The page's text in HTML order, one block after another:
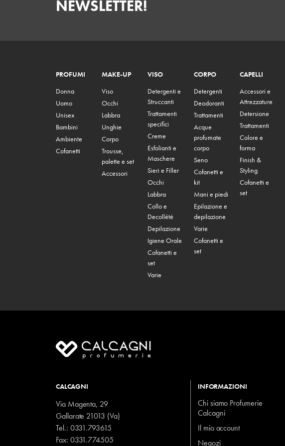
NEWSLETTER!
PROFUMI
Donna
Uomo
Unisex
Bambini
Ambiente
Cofanetti
MAKE-UP
Viso
Occhi
Labbra
Unghie
Corpo
Trousse,
palette e set
Accessori
VISO
Detergenti e
Struccanti
Trattamenti
specifici
Creme
Esfolianti e
Maschere
Sieri e Filler
Occhi
Labbra
Collo e
Decollété
Depilazione
Igiene Orale
Cofanetti e
set
Varie
CORPO
Detergenti
Deodoranti
Trattamenti
Acque
profumate
corpo
Seno
Cofanetti e
kit
Mani e piedi
Epilazione e
depilazione
Varie
Cofanetti e
set
CAPELLI
Accessori e
Attrezzature
Detersione
Trattamenti
Colore e
forma
Finish &
Styling
Cofanetti e
set
CALCAGNI
Via Magenta, 29
Gallarate 21013 (Va)
Tel.: 0331.793615
Fax: 0331.774505
INFORMAZIONI
Chi siamo Profumerie
Calcagni
Il mio account
Negozi